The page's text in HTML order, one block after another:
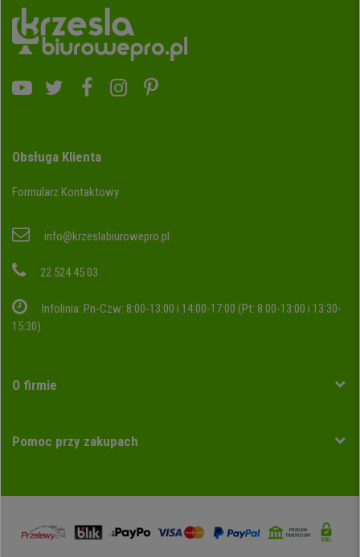
Obsługa Klienta
Formularz Kontaktowy
info@krzeslabiurowepro.pl
22 524 45 03
Infolinia: Pn-Czw: 8:00-13:00 i 14:00-17:00 (Pt: 8:00-13:00 i 13:30-
15:30)
O firmie
Pomoc przy zakupach